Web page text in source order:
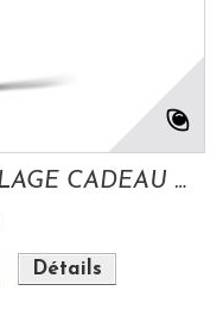
DUO OAP AVEC eMBALLAGE CADEAU STICK...
Détails